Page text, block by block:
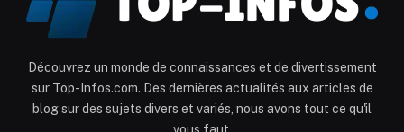
Découvrez un monde de connaissances et de divertissement
sur Top-Infos.com. Des dernières actualités aux articles de
blog sur des sujets divers et variés, nous avons tout ce qu'il
vous faut.